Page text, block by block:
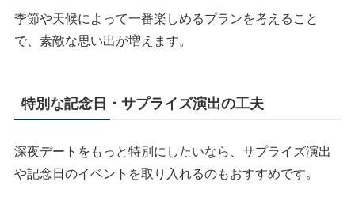
季節や天候によって一番楽しめるプランを考えること
で、素敵な思い出が増えます。
特別な記念日・サプライズ演出の工夫
深夜デートをもっと特別にしたいなら、サプライズ演出
や記念日のイベントを取り入れるのもおすすめです。